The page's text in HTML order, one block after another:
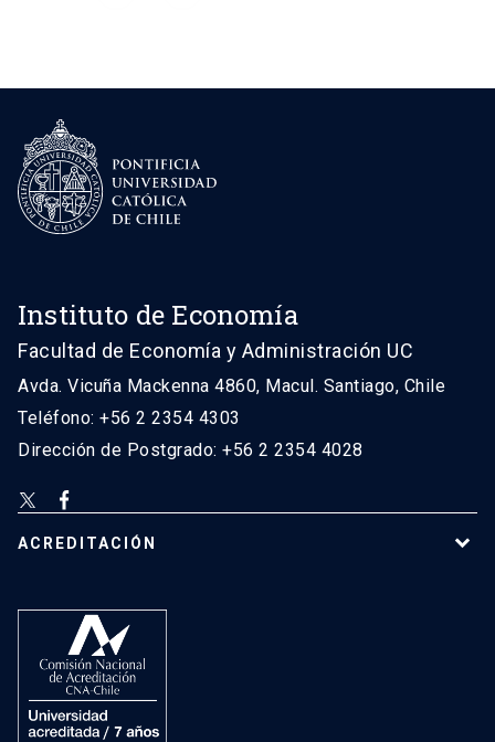
Instituto de Economía
Facultad de Economía y Administración UC
Avda. Vicuña Mackenna 4860, Macul. Santiago, Chile
Teléfono: +56 2 2354 4303
Dirección de Postgrado: +56 2 2354 4028
ACREDITACIÓN